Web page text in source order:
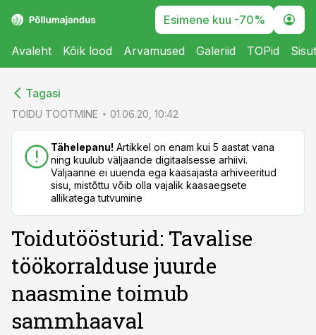
Esimene kuu -70%
Avaleht Kõik lood Arvamused Galeriid TOPid
Tagasi
TOIDU TOOTMINE 01.06.20, 10:42
Tähelepanu! Artikkel on enam kui 5 aastat vana
ning kuulub väljaande digitaalsesse arhiivi.
Väljaanne ei uuenda ega kaasajasta arhiveeritud
sisu, mistõttu võib olla vajalik kaasaegsete
allikatega tutvumine
Toidutöösturid: Tavalise
töökorralduse juurde
naasmine toimub
sammhaaval